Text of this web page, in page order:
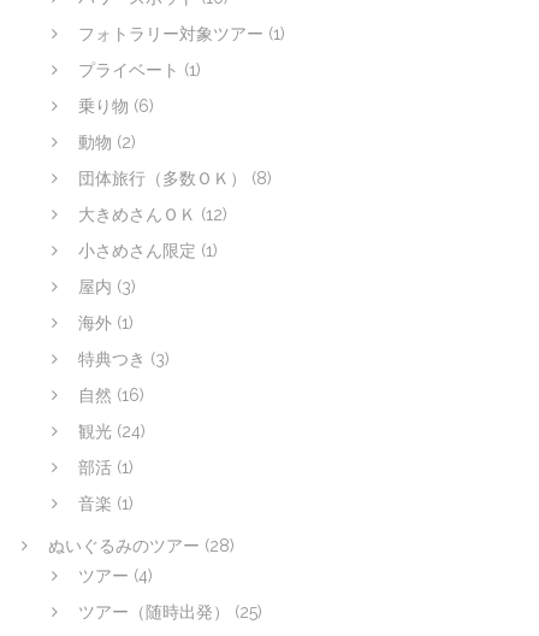
フォトラリー対象ツアー (1)
プライベート (1)
乗り物 (6)
動物 (2)
団体旅行（多数ＯＫ）
(8)
大きめさんＯＫ (12)
小さめさん限定 (1)
屋内 (3)
海外 (1)
特典つき (3)
自然 (16)
観光 (24)
部活 (1)
音楽 (1)
ぬいぐるみのツアー (28)
ツアー (4)
ツアー（随時出発）
(25)